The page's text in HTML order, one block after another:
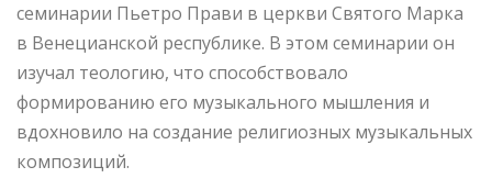
семинарии Пьетро Прави в церкви Святого Марка
в Венецианской республике. В этом семинарии он
изучал теологию, что способствовало
формированию его музыкального мышления и
вдохновило на создание религиозных музыкальных
композиций.